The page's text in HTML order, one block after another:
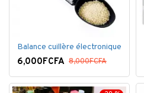
Balance cuillère électronique
6,000FCFA 8,000FCFA